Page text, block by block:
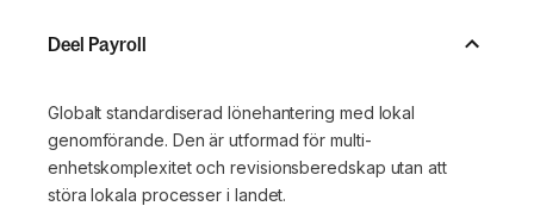
Deel Payroll
Globalt standardiserad lönehantering med lokal
genomförande. Den är utformad för multi-
enhetskomplexitet och revisionsberedskap utan att
störa lokala processer i landet.